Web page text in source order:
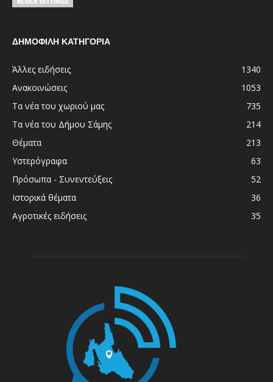
ΔΗΜΟΦΙΛΗ ΚΑΤΗΓΟΡΙΑ
Άλλες ειδήσεις
1340
Ανακοινώσεις
1053
Τα νέα του χωριού μας
735
Τα νέα του Δήμου Σάμης
214
Θέματα
213
Υστερόγραφα
63
Πρόσωπα - Συνεντεύξεις
52
Ιστορικά θέματα
36
Αγροτικές ειδήσεις
35